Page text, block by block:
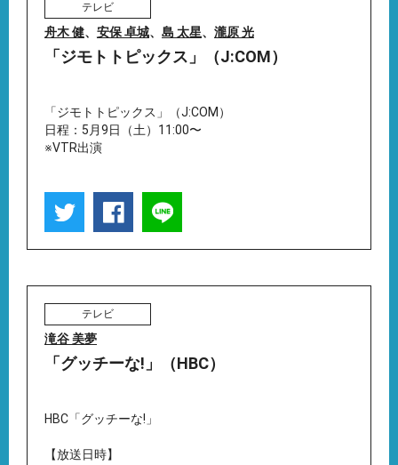
テレビ
舟木 健、 安保 卓城、 島 太星、 瀧原 光
「ジモトトピックス」（J:COM）
「ジモトトピックス」（J:COM）
日程：5月9日（土）11:00〜
※VTR出演
テレビ
滝谷 美夢
「グッチーな!」（HBC）
HBC「グッチーな!」
【放送日時】